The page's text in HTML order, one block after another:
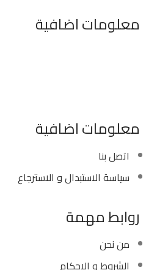
معلومات اضافية
معلومات اضافية
اتصل بنا
سياسة الاستبدال و الاسترجاع
روابط مهمة
من نحن
الشروط و الاحكام